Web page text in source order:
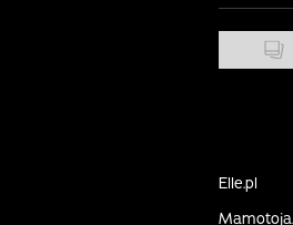
Elle.pl